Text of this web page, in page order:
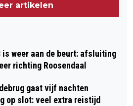
artikelen
is weer aan de beurt: afsluiting
richting Roosendaal
gaat vijf nachten
op slot: veel extra reistijd